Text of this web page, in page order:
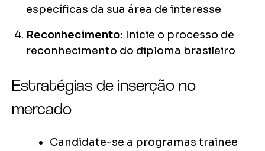
específicas da sua área de interesse
Reconhecimento: Inicie o processo de
reconhecimento do diploma brasileiro
Estratégias de inserção no
mercado
Candidate-se a programas trainee